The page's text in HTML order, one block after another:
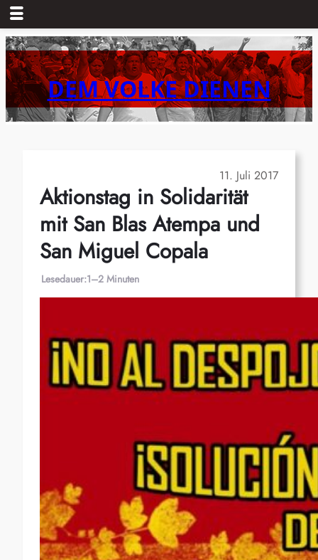
Zum
Inhalt
springenDEM VOLKE DIENEN
11. Juli 2017
Aktionstag in Solidarität
mit San Blas Atempa und
San Miguel Copala
Lesedauer:1–2 Minuten